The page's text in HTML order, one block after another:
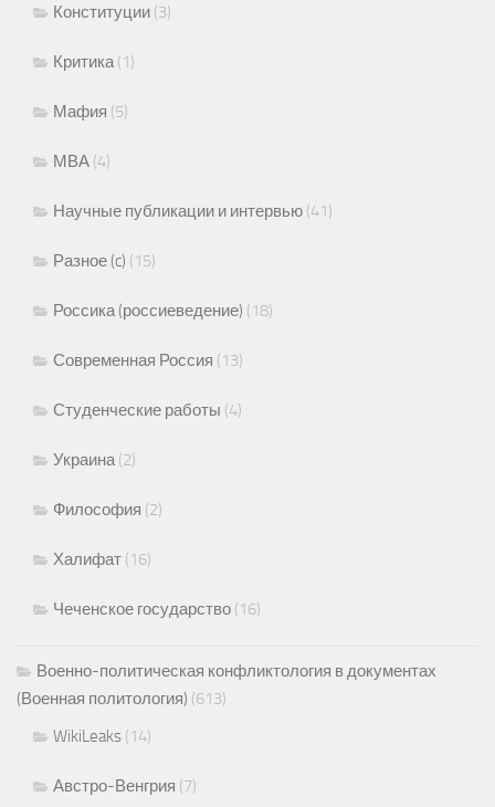
Конституции (3)
Критика(1)
Мафия (5)
МВА (4)
Научные публикации и интервью (41)
Разное (c) (15)
Россика (россиеведение) (18)
Современная Россия (13)
Студенческие работы (4)
Украина(2)
Философия (2)
Халифат (16)
Чеченское государство (16)
Военно-политическая конфликтология в документах
(Военная политология) (613)
WikiLeaks (14)
Австро-Венгрия (7)